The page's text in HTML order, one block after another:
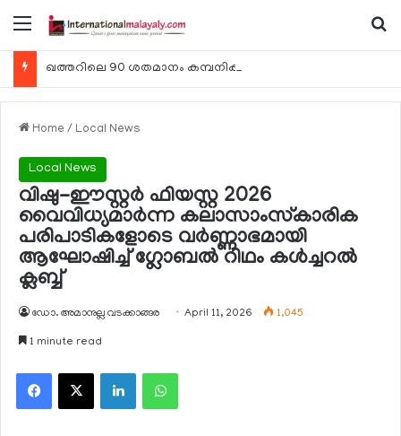
Menu
Home / Local News
Local News
വിഷു-ഈസ്റ്റര്‍ ഫിയസ്റ്റ 2026
വൈവിധ്യമാര്‍ന്ന കലാസാംസ്‌കാരിക
പരിപാടികളോടെ വര്‍ണ്ണാഭമായി
ആഘോഷിച്ച് ഗ്ലോബല്‍ റിഥം കള്‍ച്ചറല്‍
ക്ലബ്ബ്
ഡോ. അമാനുല്ല വടക്കാങ്ങര April 11, 2026 1,045
1 minute read
Facebook
X LinkedInWhatsApp